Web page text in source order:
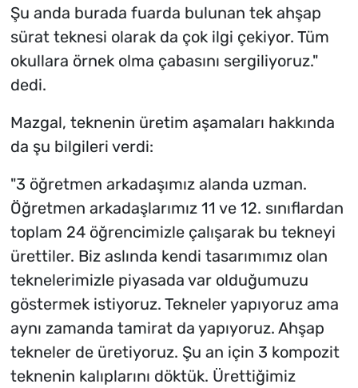
Şu anda burada fuarda bulunan tek ahşap
sürat teknesi olarak da çok ilgi çekiyor. Tüm
okullara örnek olma çabasını sergiliyoruz."
dedi.
Mazgal, teknenin üretim aşamaları hakkında
da şu bilgileri verdi:
"3 öğretmen arkadaşımız alanda uzman.
Öğretmen arkadaşlarımız 11 ve 12. sınıflardan
toplam 24 öğrencimizle çalışarak bu tekneyi
ürettiler. Biz aslında kendi tasarımımız olan
teknelerimizle piyasada var olduğumuzu
göstermek istiyoruz. Tekneler yapıyoruz ama
aynı zamanda tamirat da yapıyoruz. Ahşap
tekneler de üretiyoruz. Şu an için 3 kompozit
teknenin kalıplarını döktük. Ürettiğimiz